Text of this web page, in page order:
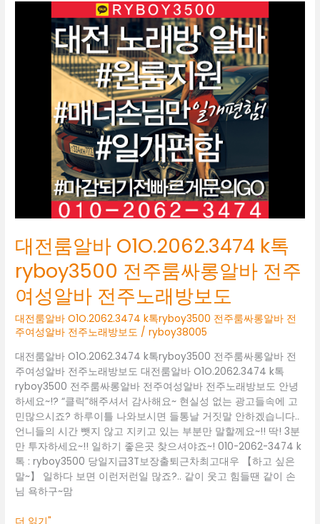
대전룸알바 O1O.2062.3474 k톡
ryboy3500 전주룸싸롱알바 전주
여성알바 전주노래방보도
대전룸알바 O1O.2062.3474 k톡ryboy3500 전주룸싸롱알바 전
주여성알바 전주노래방보도 /ryboy38005
대전룸알바 O1O.2062.3474 k톡ryboy3500 전주룸싸롱알바 전
주여성알바 전주노래방보도 대전룸알바 O1O.2062.3474 k톡
ryboy3500 전주룸싸롱알바 전주여성알바 전주노래방보도 안녕
하세요~!? “클릭”해주셔서 감사해요~ 현실성 없는 광고들속에 고
민많으시죠? 하루이틀 나와보시면 들통날 거짓말 안하겠습니다..
언니들의 시간 뺏지 않고 지키고 있는 부분만 말할께요~!! 딱! 3분
만 투자하세요~!! 일하기 좋은곳 찾으셔야죠~! 010-2062-3474 k
톡 : ryboy3500 당일지급3T보장출퇴근차최고대우 【하고 싶은
말~】 일하다 보면 이런저런일 많죠?.. 같이 웃고 힘들땐 같이 손
님 욕하구~맘
O1O.2062.3474
ryboy3500
알
전
여
성
바
전
주
노
래
방
보
도
더 읽기"